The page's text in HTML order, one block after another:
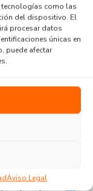
tecnologías como las
del dispositivo. El
procesar datos
únicas en
puede afectar
Aviso Legal